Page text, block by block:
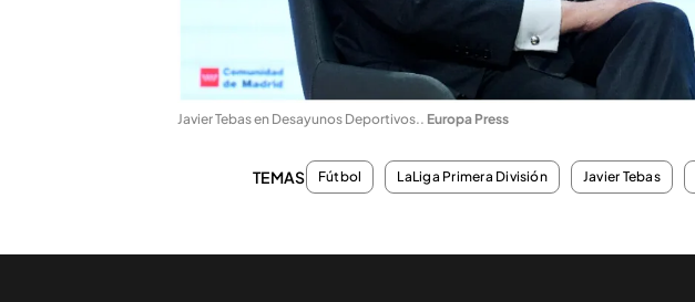
Javier Tebas en Desayunos Deportivos.. Europa Press
TEMAS Fútbol LaLiga Primera División Javier Tebas